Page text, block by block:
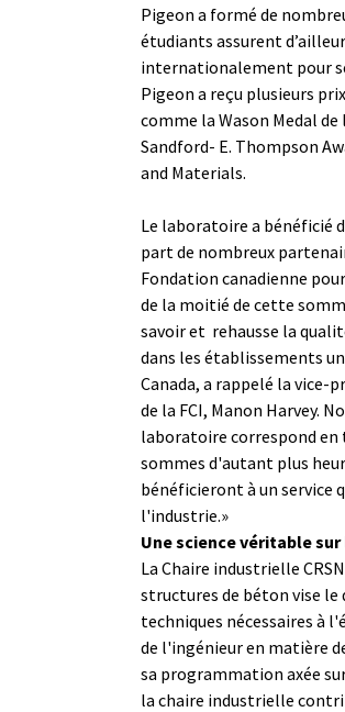
Pigeon a formé de
étudiants assurent
internationalement pour
Pigeon a reçu plusieurs
comme la Wason Medal
Sandford- E. Thompson
and Materials.
Le laboratoire a bénéficié
part de nombreux
Fondation canadienne
de la moitié de cette
savoir et rehausse la
dans les établissements
Canada, a rappelé la vice-
de la FCI, Manon Harvey.
laboratoire correspond en
sommes d'autant plus
bénéficieront à un service
l'industrie.»
Une science véritable
La Chaire industrielle
structures de béton vise le
techniques nécessaires à
de l'ingénieur en matière
sa programmation axée
la chaire industrielle